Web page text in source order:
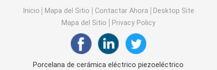
Interruptor ultrasónico de la célula
Reactor ultrasónico
Inicio Mapa del Sitio Contactar Ahora
Desktop Site
Mapa del Sitio
Privacy Policy
Porcelana de cerámica eléctrico piezoeléctrico